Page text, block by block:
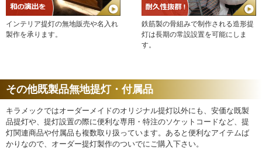
インテリア提灯の無地販売や名入れ
製作を承ります。
鉄筋製の骨組みで制作される造形提
灯は長期の常設設置を可能にしま
す。
その他既製品無地提灯・付属品
キラメックではオーダーメイドのオリジナル提灯以外にも、安価な既製
品提灯や、提灯設置の際に便利な専用・特注のソケットコードなど、提
灯関連商品や付属品も複数取り扱っています。あると便利なアイテムば
かりなので、オーダー提灯製作のついでにご購入下さい。